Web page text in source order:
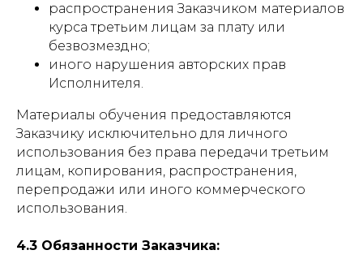
распространения Заказчиком материалов
курса третьим лицам за плату или
безвозмездно;
иного нарушения авторских прав
Исполнителя.
Материалы обучения предоставляются
Заказчику исключительно для личного
использования без права передачи третьим
лицам, копирования, распространения,
перепродажи или иного коммерческого
использования.
4.3 Обязанности Заказчика: